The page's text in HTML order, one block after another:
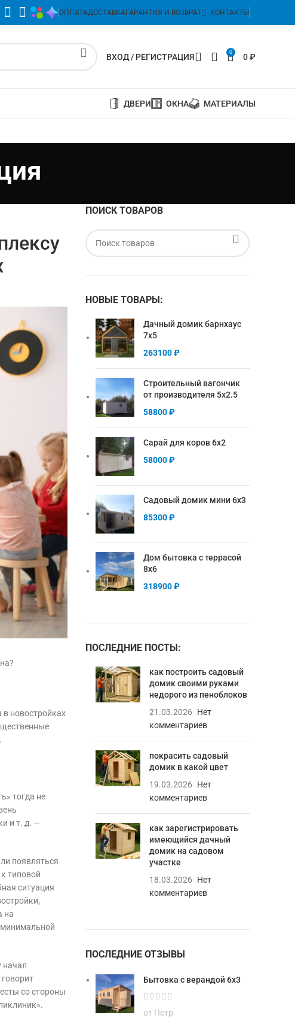
ОПЛАТАДОСТАВКАГАРАНТИЯ И ВОЗВРАТ КОНТАКТЫ
ВХОД / РЕГИСТРАЦИЯ 0 0₽
ДВЕРИ ОКНА МАТЕРИАЛЫ
в новостройках
тогда не
и т. д. —
появляться
типовой
ситуация
на
начал
со стороны
ПОИСК ТОВАРОВ
НОВЫЕ ТОВАРЫ:
Дачный домик барнхаус
7х5
263100₽
Строительный вагончик
от производителя 5х2.5
58800₽
Сарай для коров 6х2
58000₽
Садовый домик мини 6х3
85300₽
Дом бытовка с террасой
8х6
318900₽
ПОСЛЕДНИЕ ПОСТЫ:
как построить садовый
домик своими руками
недорого из пеноблоков
21.03.2026
Нет
комментариев
покрасить садовый
домик в какой цвет
19.03.2026
Нет
комментариев
как зарегистрировать
имеющийся дачный
домик на садовом
участке
18.03.2026
Нет
комментариев
ПОСЛЕДНИЕ ОТЗЫВЫ
Бытовка с верандой 6х3
от Петр